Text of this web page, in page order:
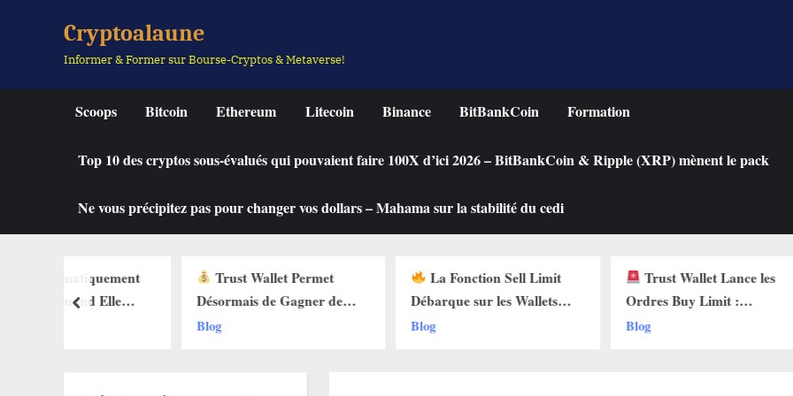
Cryptoalaune
Informer & Former sur Bourse-Cryptos & Metaverse!
Scoops Bitcoin Ethereum Litecoin Binance BitBankCoin Formation
Top 10 des cryptos sous-évalués qui pouvaient faire 100X d’ici 2026 – BitBankCoin & Ripple (XRP) mènent le pack
Ne vous précipitez pas pour changer vos dollars – Mahama sur la stabilité du cedi
Trust Wallet Permet
Désormais de Gagner de
l’Argent Sans Trader ? Les
La Fonction Sell Limit
Débarque sur les Wallets
Web3 : Voici Pourquoi Ça
Trust Wallet Lance les
Ordres Buy Limit :
Comment Acheter vos
une
Chute
prev